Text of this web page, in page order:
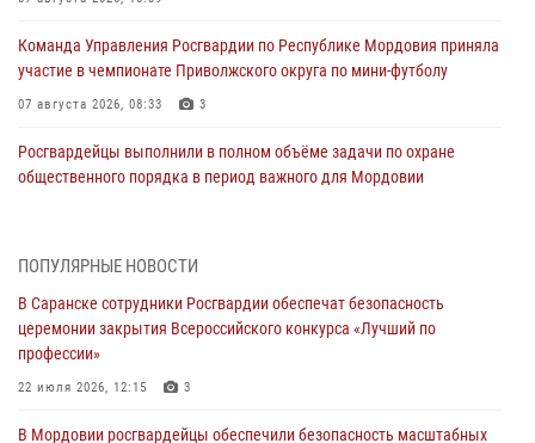
Команда Управления Росгвардии по Республике Мордовия приняла
участие в чемпионате Приволжского округа по мини-футболу
07 августа 2026, 08:33 3
Росгвардейцы выполнили в полном объёме задачи по охране
общественного порядка в период важного для Мордовии
участие в празднествах, посвящённых 25-летию канонизации
Фёдора Ушакова
06 августа 2026, 08:14
ПОПУЛЯРНЫЕ НОВОСТИ
В Саранске сотрудники Росгвардии обеспечат безопасность
церемонии закрытия Всероссийского конкурса «Лучший по
профессии»
22 июля 2026, 12:15 3
В Мордовии росгвардейцы обеспечили безопасность масштабных